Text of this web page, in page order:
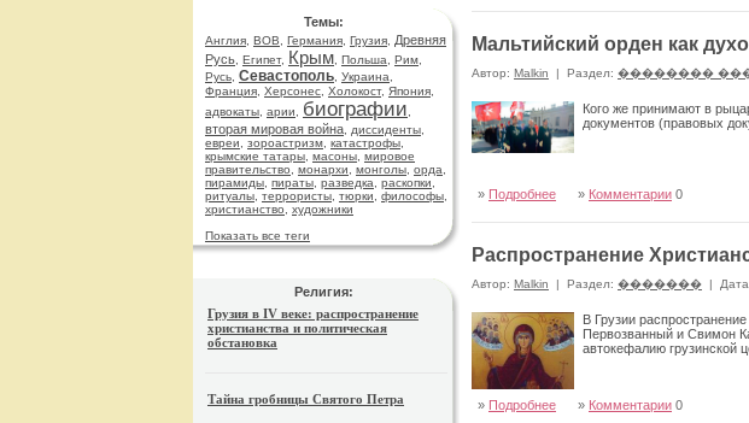
Темы:
Англия ВОВ Германия Грузия
Древняя
Русь Египет, Крым Польша Рим
Русь Севастополь Украина
Франция Херсонес Холокост, Япония
адвокаты арии биографии
вторая мировая война диссиденты
евреи
зороастризм катастрофы
крымские татары масоны мировое
правительство
монархи монголы орда
пирамиды пираты разведка раскопки
ритуалы террористы тюрки философы
христианство
художники
Показать все теги
Религия:
Грузия в IV веке: распространение
христианства и политическая
обстановка
Тайна гробницы Святого Петра
Мальтийский орден как
Автор: Malkin | Раздел: ��������
Кого же принимают в
документов (правовых
» Подробнее » Комментарии 0
Распространение
Автор: Malkin | Раздел: ������� |
В Грузии
Первозванный и Свимон
автокефалию грузинской
» Подробнее » Комментарии 0